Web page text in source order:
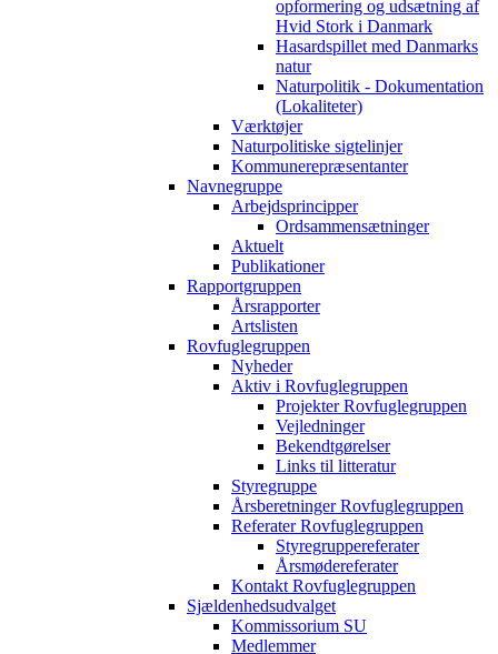
opformering og udsætning af
Hvid Stork i Danmark
Hasardspillet med Danmarks
natur
Naturpolitik - Dokumentation
(Lokaliteter)
Værktøjer
Naturpolitiske sigtelinjer
Kommunerepræsentanter
Navnegruppe
Arbejdsprincipper
Ordsammensætninger
Aktuelt
Publikationer
Rapportgruppen
Årsrapporter
Artslisten
Rovfuglegruppen
Nyheder
Aktiv i Rovfuglegruppen
Projekter Rovfuglegruppen
Vejledninger
Bekendtgørelser
Links til litteratur
Styregruppe
Årsberetninger Rovfuglegruppen
Referater Rovfuglegruppen
Styregruppereferater
Årsmødereferater
Kontakt Rovfuglegruppen
Sjældenhedsudvalget
Kommissorium SU
Medlemmer